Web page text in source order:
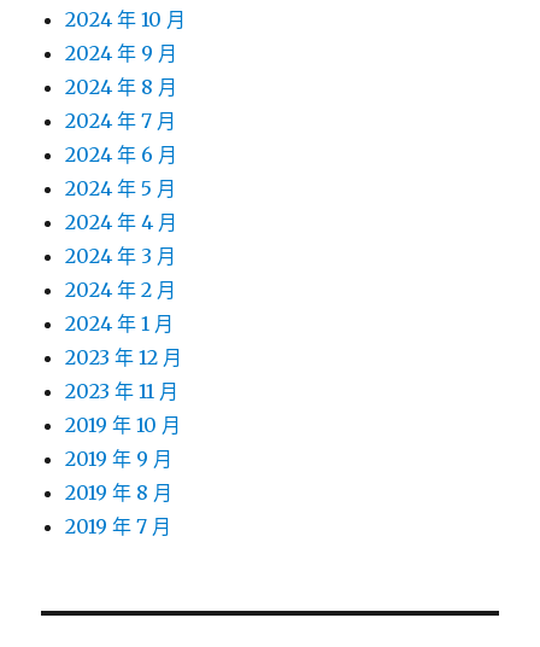
2024 年 10 月
2024 年 9 月
2024 年 8 月
2024 年 7 月
2024 年 6 月
2024 年 5 月
2024 年 4 月
2024 年 3 月
2024 年 2 月
2024 年 1 月
2023 年 12 月
2023 年 11 月
2019 年 10 月
2019 年 9 月
2019 年 8 月
2019 年 7 月